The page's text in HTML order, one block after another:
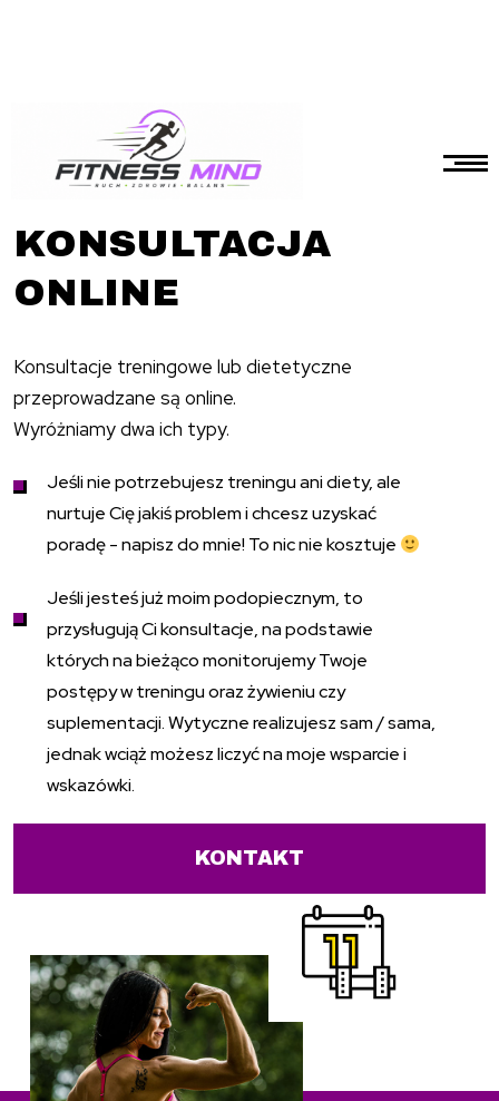
Home Oferta
KONSULTACJA
ONLINE
Konsultacje treningowe lub dietetyczne
przeprowadzane są online.
Wyróżniamy dwa ich typy.
Jeśli nie potrzebujesz treningu ani diety, ale
nurtuje Cię jakiś problem i chcesz uzyskać
poradę - napisz do mnie! To nic nie kosztuje
Jeśli jesteś już moim podopiecznym, to
przysługują Ci konsultacje, na podstawie
których na bieżąco monitorujemy Twoje
postępy w treningu oraz żywieniu czy
suplementacji. Wytyczne realizujesz sam / sama,
jednak wciąż możesz liczyć na moje wsparcie i
wskazówki.
KONTAKT